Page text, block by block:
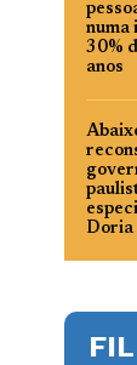
numa
30%
anos
Doria